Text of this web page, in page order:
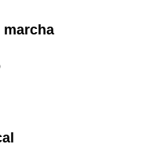
marcha